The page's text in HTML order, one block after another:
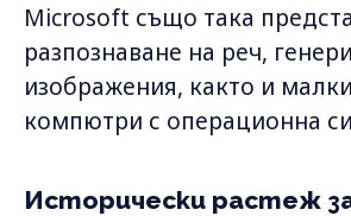
Microsoft също така
разпознаване на реч,
изображения, както и
компютри с операционна
Исторически растеж